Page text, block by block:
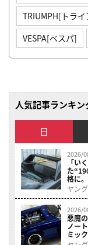
TRIUMPH[トライ
VESPA[ベスパ]
人気記事ランキン
日
2026/
「い
た
格に
堀り
ヤン
2026/
悪魔
ノー
ミッ
結！